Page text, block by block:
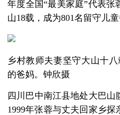
年度全国“最美家庭”代表张
山18载，成为801名留守儿童
乡村教师夫妻坚守大山十
的爸妈。钟欣摄
四川巴中南江县地处大巴山
1999年张蓉与丈夫回家乡探